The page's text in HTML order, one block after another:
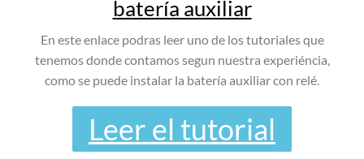
batería auxiliar
En este enlace podras leer uno de los tutoriales que
tenemos donde contamos segun nuestra experiéncia,
como se puede instalar la batería auxiliar con relé.
Leer el tutorial